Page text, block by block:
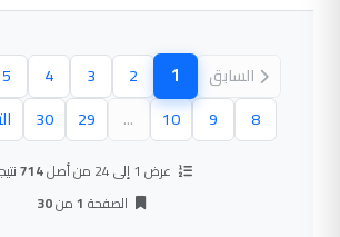
السابق 1
(الصفحة الحالية)
2
3
4
5
8
9
10
...
29
30
عرض 1 إلى 24 من أصل 714
الصفحة 1من30